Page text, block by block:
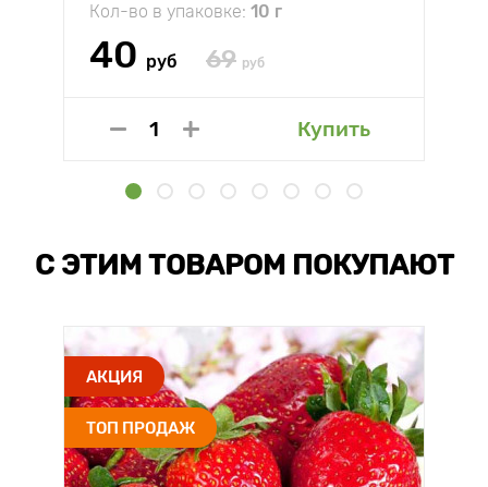
Кол-во в упаковке: 10 г
40 руб 69 руб
Купить
С ЭТИМ ТОВАРОМ ПОКУПАЮТ
АКЦИЯ
ТОП ПРОДАЖ